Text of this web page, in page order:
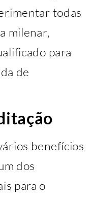
todas
milenar,
para
de
benefícios
dos
para o